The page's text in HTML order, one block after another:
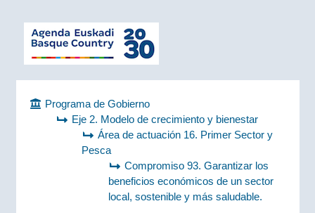
Programa de Gobierno
Eje 2. Modelo de crecimiento y bienestar
Área de actuación 16. Primer Sector y
Pesca
Compromiso 93. Garantizar los
beneficios económicos de un sector
local, sostenible y más saludable.